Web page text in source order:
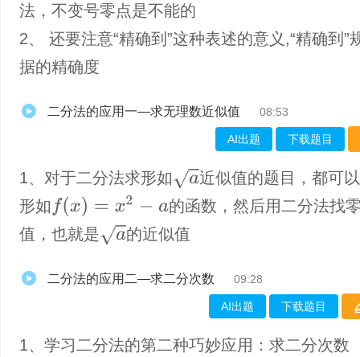
法，不变号零点是不能的
2、 还要注意“精确到”这种表述的意义,“精确到”
据的精确度
二分法的应用一—求无理数近似值 08:53
AI出题 下载题目
1、对于二分法求形如
近似值的题目，都可
形如 (x)=x2
的函数，然后用二分法找
值，也就是
的近似值
二分法的应用二—求二分次数 09:28
AI出题 下载题目
1、学习二分法的第二种巧妙应用：求二分次数